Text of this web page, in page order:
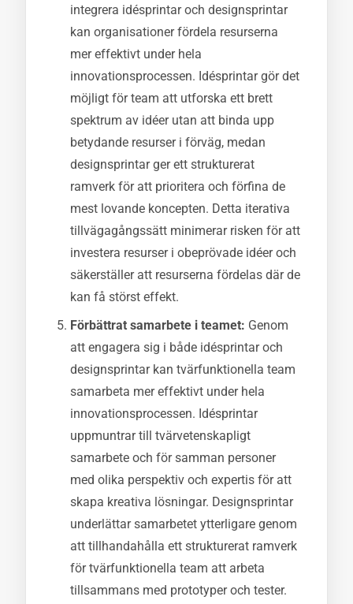
integrera idésprintar och designsprintar
kan organisationer fördela resurserna
mer effektivt under hela
innovationsprocessen. Idésprintar gör det
möjligt för team att utforska ett brett
spektrum av idéer utan att binda upp
betydande resurser i förväg, medan
designsprintar ger ett strukturerat
ramverk för att prioritera och förfina de
mest lovande koncepten. Detta iterativa
tillvägagångssätt minimerar risken för att
investera resurser i obeprövade idéer och
säkerställer att resurserna fördelas där de
kan få störst effekt.
Förbättrat samarbete i teamet: Genom
att engagera sig i både idésprintar och
designsprintar kan tvärfunktionella team
samarbeta mer effektivt under hela
innovationsprocessen. Idésprintar
uppmuntrar till tvärvetenskapligt
samarbete och för samman personer
med olika perspektiv och expertis för att
skapa kreativa lösningar. Designsprintar
underlättar samarbetet ytterligare genom
att tillhandahålla ett strukturerat ramverk
för tvärfunktionella team att arbeta
tillsammans med prototyper och tester.